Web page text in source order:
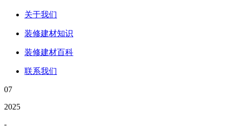
关于我们
装修建材知识
装修建材百科
联系我们
07
2025
-